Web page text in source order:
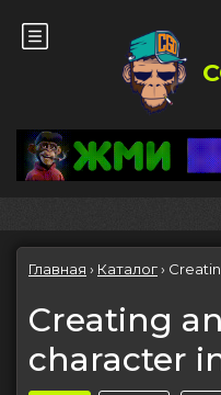
Главная › Каталог›
Creating
character